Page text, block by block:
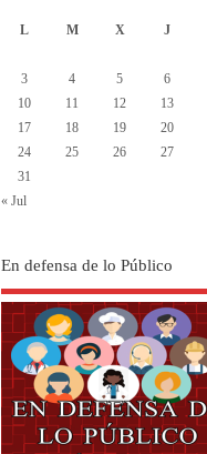
L M X J
3
4 5 6
10
11 12 13
17
18 19 20
24
25 26 27
31
« Jul
En defensa de lo Público